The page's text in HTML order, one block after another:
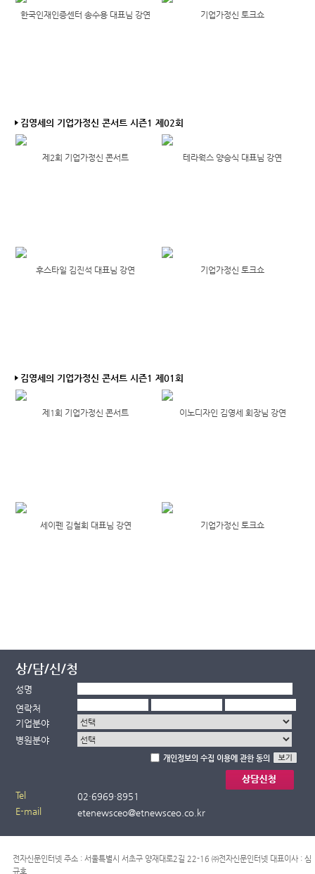
한국인재인증센터 송수용 대표님 강연 기업가정신 토크쇼
김영세의 기업가정신 콘서트 시즌1 제02회
제2회 기업가정신 콘서트 테라웍스 양승식 대표님 강연
후스타일 김진석 대표님 강연 기업가정신 토크쇼
김영세의 기업가정신 콘서트 시즌1 제01회
제1회 기업가정신 콘서트 이노디자인 김영세 회장님 강연
세이펜 김철회 대표님 강연 기업가정신 토크쇼
상/담/신/청
성명
연락처
기업분야
병원분야
개인정보의 수집 이용에 관한 동의
Tel 02·6969·8951
E-mail
etenewsceo@etnewsceo.co.kr
전자신문인터넷 주소 : 서울특별시 서초구 양재대로2길 22-16 ㈜전자신문인터넷 대표이사 : 심
규호